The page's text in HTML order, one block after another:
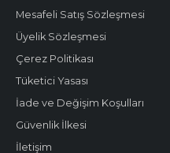
Mesafeli Satış Sözleşmesi
Üyelik Sözleşmesi
Çerez Politikası
Tüketici Yasası
İade ve Değişim Koşulları
Güvenlik İlkesi
İletişim